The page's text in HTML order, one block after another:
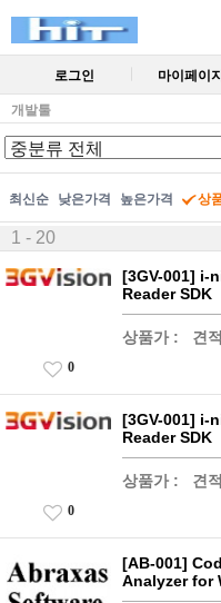
로그인 마이페이
개발툴
최신순 낮은가격 높은가격 상
1 - 20
[3GV-001] i-
Reader SDK
상품가 : 견
0
[3GV-001] i-
Reader SDK
상품가 : 견
0
[AB-001]
Analyzer for